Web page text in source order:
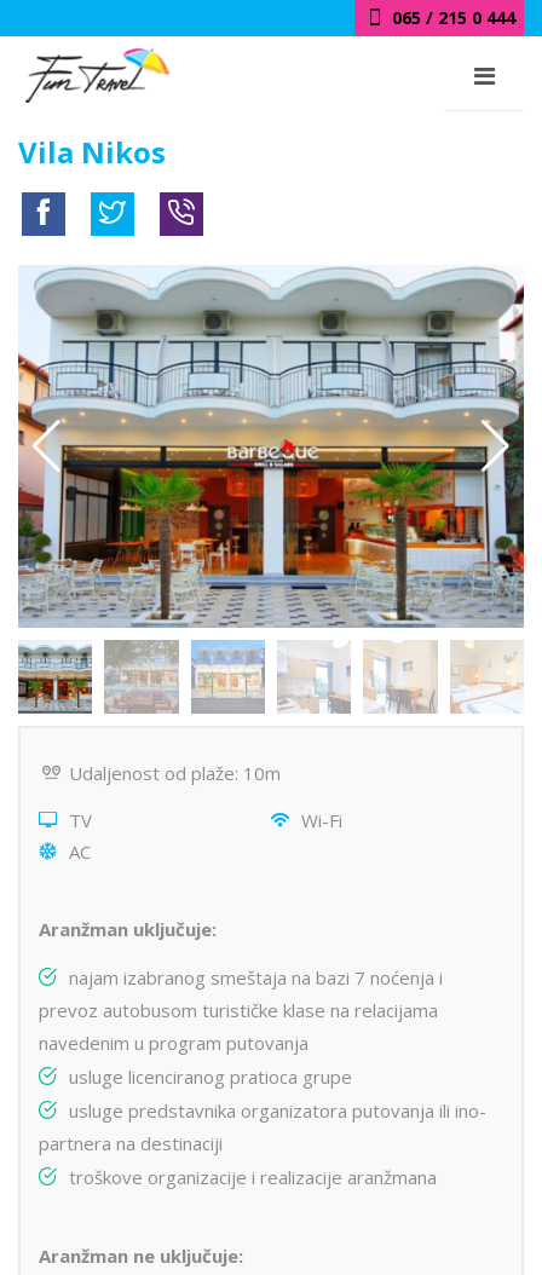
065 / 215 0 444
Vila Nikos
Udaljenost od plaže: 10m
TV
Wi-Fi
AC
Aranžman uključuje:
najam izabranog smeštaja na bazi 7 noćenja i
prevoz autobusom turističke klase na relacijama
navedenim u program putovanja
usluge licenciranog pratioca grupe
usluge predstavnika organizatora putovanja ili ino-
partnera na destinaciji
troškove organizacije i realizacije aranžmana
Aranžman ne uključuje: